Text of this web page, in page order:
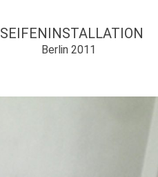
Berlin 2011
SEIFENINSTALLATION